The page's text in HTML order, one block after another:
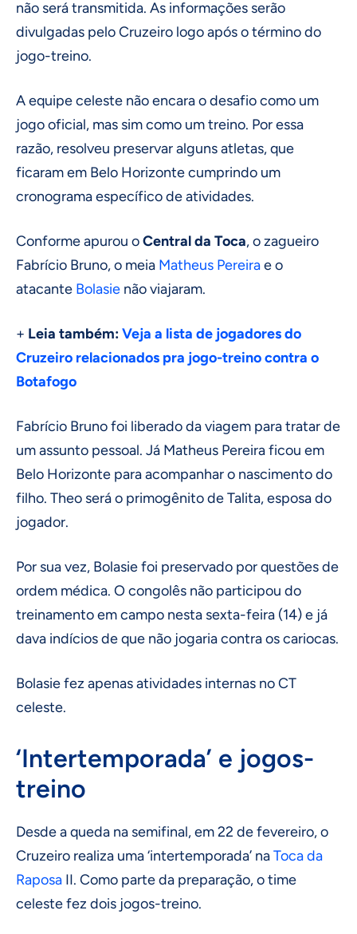
não será transmitida. As informações serão
divulgadas pelo Cruzeiro logo após o término do
jogo-treino.
A equipe celeste não encara o desafio como um
jogo oficial, mas sim como um treino. Por essa
razão, resolveu preservar alguns atletas, que
ficaram em Belo Horizonte cumprindo um
cronograma específico de atividades.
Conforme apurou oCentral da Toca, o zagueiro
Fabrício Bruno, o meia Matheus Pereirae o
atacante Bolasie não viajaram.
+ Leia também:Veja a lista de jogadores do
Cruzeiro relacionados pra jogo-treino contra o
Botafogo
Fabrício Bruno foi liberado da viagem para tratar de
um assunto pessoal. Já Matheus Pereira ficou em
Belo Horizonte para acompanhar o nascimento do
filho. Theo será o primogênito de Talita, esposa do
jogador.
Por sua vez, Bolasie foi preservado por questões de
ordem médica. O congolês não participou do
treinamento em campo nesta sexta-feira (14) e já
dava indícios de que não jogaria contra os cariocas.
Bolasie fez apenas atividades internas no CT
celeste.
‘Intertemporada’ e jogos-
treino
Desde a queda na semifinal, em 22 de fevereiro, o
Cruzeiro realiza uma ‘intertemporada’ naToca da
Raposa II. Como parte da preparação, o time
celeste fez dois jogos-treino.